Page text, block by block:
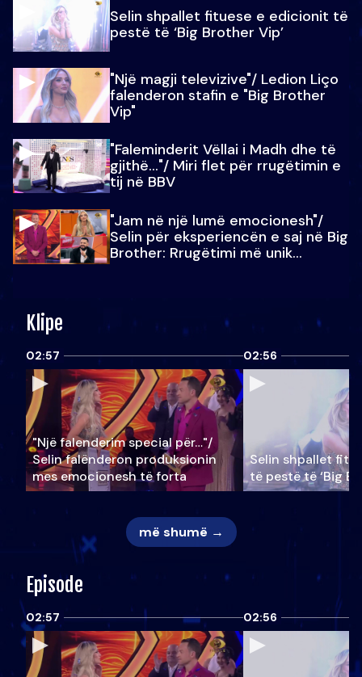
Selin shpallet fituese e edicionit të
pestë të ‘Big Brother Vip’
"Një magji televizive"/ Ledion Liço
falenderon stafin e "Big Brother
Vip"
"Faleminderit Vëllai i Madh dhe të
gjithë…"/ Miri flet për rrugëtimin e
tij në BBV
"Jam në një lumë emocionesh"/
Selin për eksperiencën e saj në Big
Brother: Rrugëtimi më unik…
Klipe
02:57
"Një falenderim special për…"/
Selin falënderon produksionin
mes emocionesh të forta
02:56
Selin shpallet
të pestë të ‘Big
më shumë →
Episode
02:57 02:56